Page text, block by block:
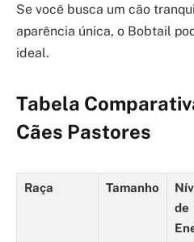
Se você busca um cão
aparência única, o Bobtail
ideal.
Tabela
Cães Pastores
Raça Tamanho
de